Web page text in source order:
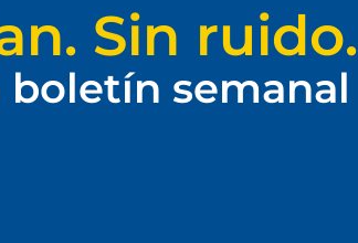
Sin ruido.
semanal